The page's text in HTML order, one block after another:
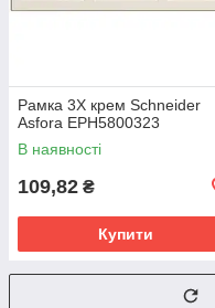
Рамка 3Х крем Schneider
Asfora EPH5800323
В наявності
109,82 ₴
Купити